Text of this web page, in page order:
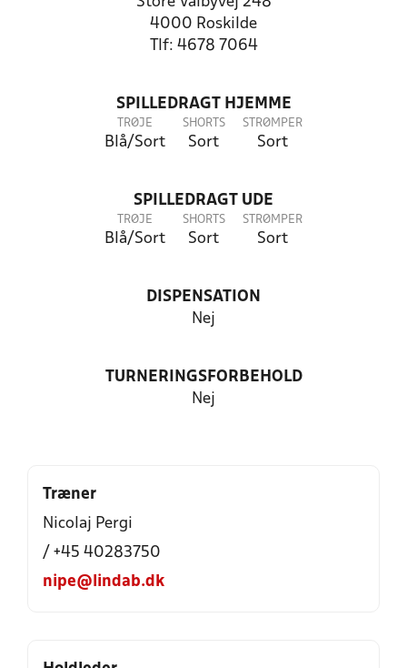
4000 Roskilde
Tlf: 4678 7064
SPILLEDRAGT HJEMME
TRØJE
Blå/Sort
SHORTS
Sort
STRØMPER
Sort
SPILLEDRAGT UDE
TRØJE
Blå/Sort
SHORTS
Sort
STRØMPER
Sort
DISPENSATION
Nej
TURNERINGSFORBEHOLD
Nej
Træner
Nicolaj Pergi
/ +45 40283750
nipe@lindab.dk